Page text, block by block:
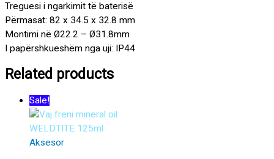
Treguesi i ngarkimit të baterisë
Përmasat: 82 x 34.5 x 32.8 mm
Montimi në Ø22.2 – Ø31.8mm
I papërshkueshëm nga uji: IP44
Related products
Sale!
Aksesor